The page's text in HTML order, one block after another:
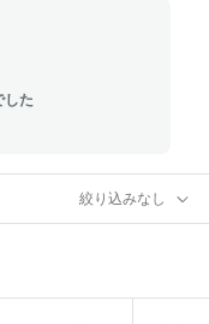
した
絞り込みなし